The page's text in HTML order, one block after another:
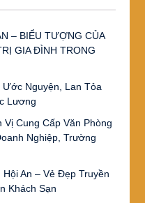
– BIỂU TƯỢNG CỦA
GIA ĐÌNH TRONG
Nguyện, Lan Tỏa
Lương
Cung Cấp Văn Phòng
Nghiệp, Trường
An – Vẻ Đẹp Truyền
Khách Sạn